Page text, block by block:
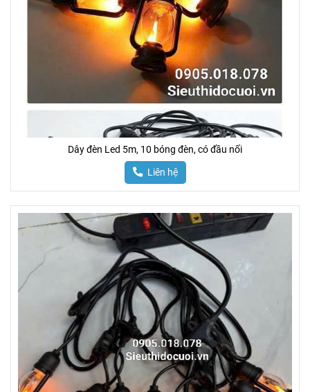
Dây đèn Led 5m, 10 bóng đèn, có đầu nối
Liên hệ